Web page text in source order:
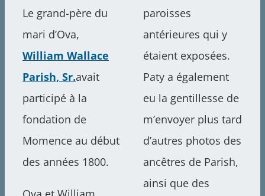
Le grand-père du
mari d’Ova,
William Wallace
Parish, Sr.avait
participé à la
fondation de
Momence au début
des années 1800.
paroisses
antérieures qui y
étaient exposées.
Paty a également
eu la gentillesse de
m’envoyer plus tard
d’autres photos des
ancêtres de Parish,
ainsi que des